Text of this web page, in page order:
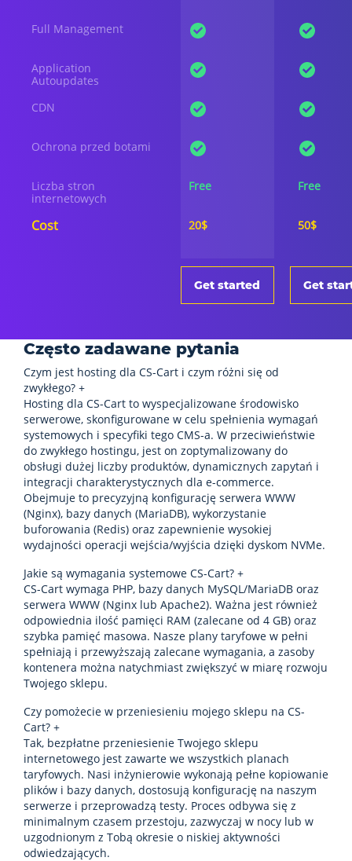
Full Management
Application
Autoupdates
CDN
Ochrona przed botami
Liczba stron
internetowych
Cost
Free
20$
Get started
Free
50$
Get
Często zadawane pytania
Czym jest hosting dla CS-Cart i czym różni się od
zwykłego? +
Hosting dla CS-Cart to wyspecjalizowane środowisko
serwerowe, skonfigurowane w celu spełnienia wymagań
systemowych i specyfiki tego CMS-a. W przeciwieństwie
do zwykłego hostingu, jest on zoptymalizowany do
obsługi dużej liczby produktów, dynamicznych zapytań i
integracji charakterystycznych dla e-commerce.
Obejmuje to precyzyjną konfigurację serwera WWW
(Nginx), bazy danych (MariaDB), wykorzystanie
buforowania (Redis) oraz zapewnienie wysokiej
wydajności operacji wejścia/wyjścia dzięki dyskom NVMe.
Jakie są wymagania systemowe CS-Cart? +
CS-Cart wymaga PHP, bazy danych MySQL/MariaDB oraz
serwera WWW (Nginx lub Apache2). Ważna jest również
odpowiednia ilość pamięci RAM (zalecane od 4 GB) oraz
szybka pamięć masowa. Nasze plany taryfowe w pełni
spełniają i przewyższają zalecane wymagania, a zasoby
kontenera można natychmiast zwiększyć w miarę rozwoju
Twojego sklepu.
Czy pomożecie w przeniesieniu mojego sklepu na CS-
Cart? +
Tak, bezpłatne przeniesienie Twojego sklepu
internetowego jest zawarte we wszystkich planach
taryfowych. Nasi inżynierowie wykonają pełne kopiowanie
plików i bazy danych, dostosują konfigurację na naszym
serwerze i przeprowadzą testy. Proces odbywa się z
minimalnym czasem przestoju, zazwyczaj w nocy lub w
uzgodnionym z Tobą okresie o niskiej aktywności
odwiedzających.